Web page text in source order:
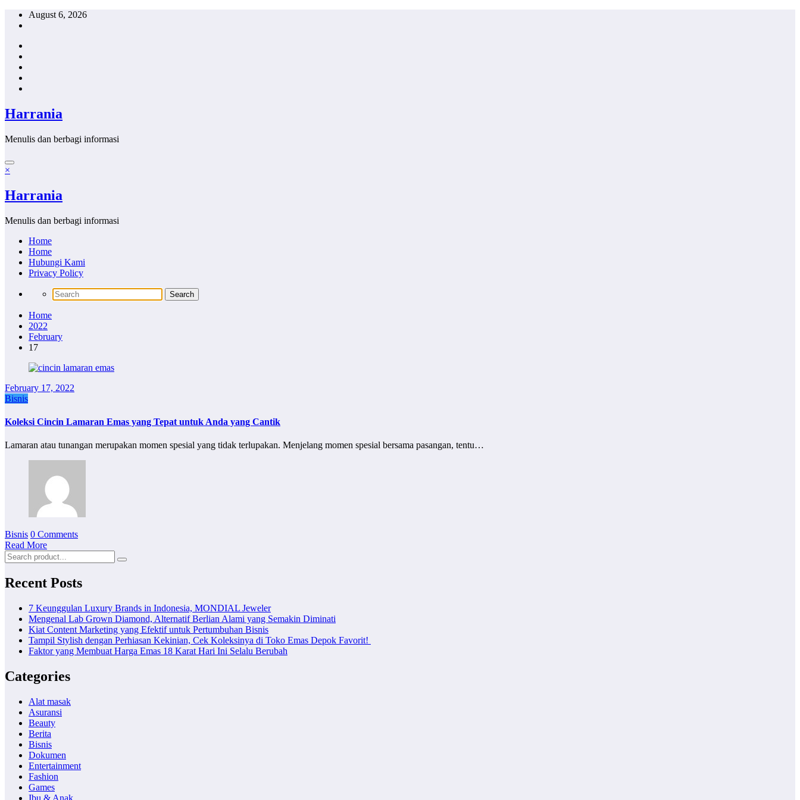
Skip
August 6, 2026
Harrania
Menulis dan berbagi informasi
×
Harrania
Menulis dan berbagi informasi
Home
Home
Hubungi Kami
Privacy Policy
Home
2022
February
17
February 17, 2022
Bisnis
Koleksi Cincin Lamaran Emas yang Tepat untuk Anda yang Cantik
Lamaran atau tunangan merupakan momen spesial yang tidak terlupakan. Menjelang momen spesial bersama pasangan, tentu…
Bisnis 0 Comments
Read More
Recent Posts
7 Keunggulan Luxury Brands in Indonesia, MONDIAL Jeweler
Mengenal Lab Grown Diamond, Alternatif Berlian Alami yang Semakin Diminati
Kiat Content Marketing yang Efektif untuk Pertumbuhan Bisnis
Tampil Stylish dengan Perhiasan Kekinian, Cek Koleksinya di Toko Emas Depok Favorit!
Faktor yang Membuat Harga Emas 18 Karat Hari Ini Selalu Berubah
Categories
Alat masak
Asuransi
Beauty
Berita
Bisnis
Dokumen
Entertainment
Fashion
Games
Ibu & Anak